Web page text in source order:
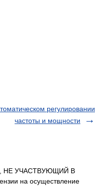
регулировании
частоты и мощности
НЕ УЧАСТВУЮЩИЙ В
на осуществление